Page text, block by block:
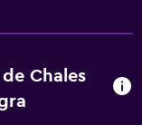
Chales